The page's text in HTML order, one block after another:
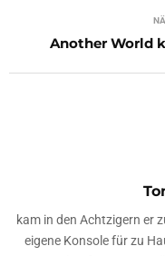
Another World
kam in den Achtzigern er
eigene Konsole für zu